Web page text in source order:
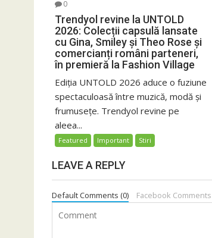
0
Trendyol revine la UNTOLD
2026: Colecții capsulă lansate
cu Gina, Smiley și Theo Rose și
comercianți români parteneri,
în premieră la Fashion Village
Ediția UNTOLD 2026 aduce o fuziune
spectaculoasă între muzică, modă și
frumusețe. Trendyol revine pe
aleea...
Featured Important Stiri
LEAVE A REPLY
Default Comments (0) Facebook Comments